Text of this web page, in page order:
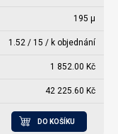
195 µ
1.52 / 15 / k objednání
1 852.00 Kč
42 225.60 Kč
DO KOŠÍKU